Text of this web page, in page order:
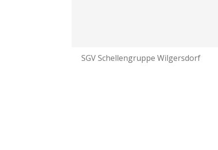
SGV Schellengruppe Wilgersdorf